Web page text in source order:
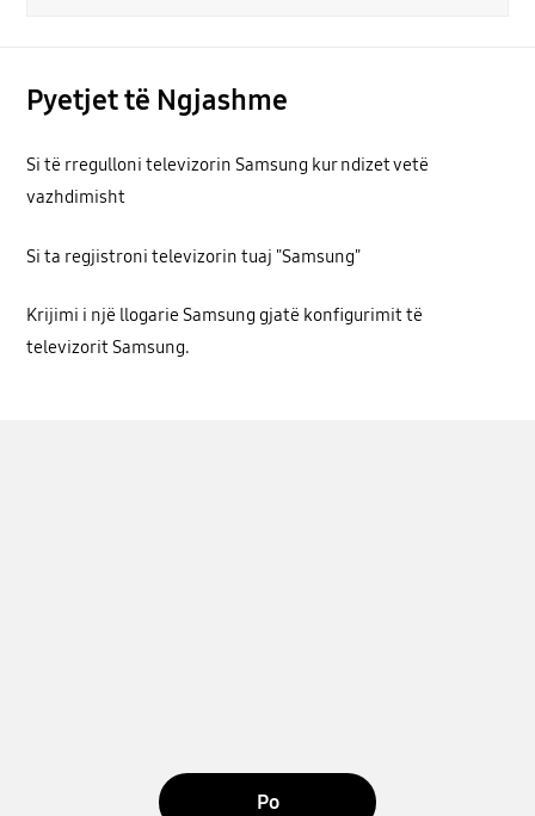
Pyetjet të Ngjashme
Si të rregulloni televizorin Samsung kur ndizet vetë
vazhdimisht
Si ta regjistroni televizorin tuaj "Samsung"
Krijimi i një llogarie Samsung gjatë konfigurimit të
televizorit Samsung.
Po